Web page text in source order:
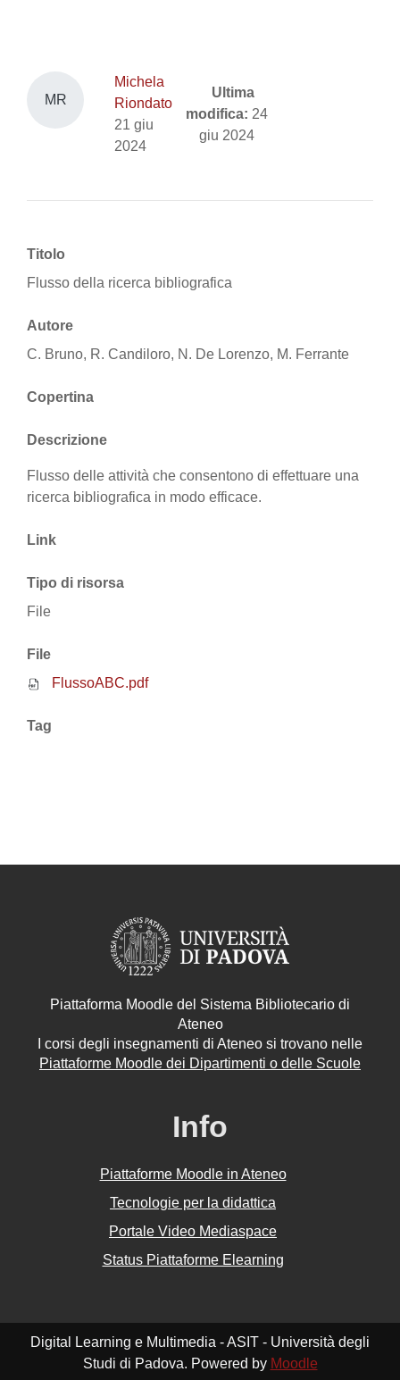
MR
Michela
Riondato
21 giu
2024
Ultima
modifica: 24
giu 2024
Titolo
Flusso della ricerca bibliografica
Autore
C. Bruno, R. Candiloro, N. De Lorenzo, M. Ferrante
Copertina
Descrizione
Flusso delle attività che consentono di effettuare una
ricerca bibliografica in modo efficace.
Link
Tipo di risorsa
File
File
FlussoABC.pdf
Tag
Piattaforma Moodle del Sistema Bibliotecario di
Ateneo
I corsi degli insegnamenti di Ateneo si trovano nelle
Piattaforme Moodle dei Dipartimenti o delle Scuole
Info
Piattaforme Moodle in Ateneo
Tecnologie per la didattica
Portale Video Mediaspace
Status Piattaforme Elearning
Digital Learning e Multimedia - ASIT - Università degli
Studi di Padova. Powered by Moodle